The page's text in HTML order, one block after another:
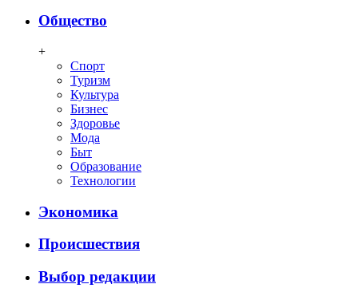
Общество
+
Спорт
Туризм
Культура
Бизнес
Здоровье
Мода
Быт
Образование
Технологии
Экономика
Происшествия
Выбор редакции